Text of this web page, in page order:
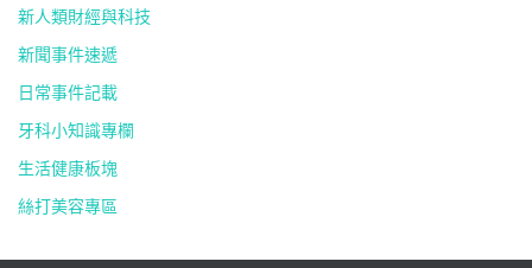
新人類財經與科技
新聞事件速遞
日常事件記載
牙科小知識專欄
生活健康板塊
絲打美容專區